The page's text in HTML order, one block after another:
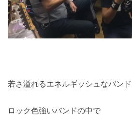
若さ溢れるエネルギッシュなバン
ロック色強いバンドの中で